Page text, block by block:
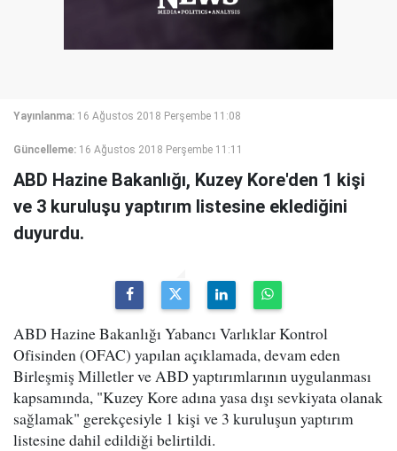
Yayınlanma: 16 Ağustos 2018 Perşembe 11:08
Güncelleme: 16 Ağustos 2018 Perşembe 11:11
ABD Hazine Bakanlığı, Kuzey Kore'den 1 kişi
ve 3 kuruluşu yaptırım listesine eklediğini
duyurdu.
ABD Hazine Bakanlığı Yabancı Varlıklar Kontrol
Ofisinden (OFAC) yapılan açıklamada, devam eden
Birleşmiş Milletler ve ABD yaptırımlarının uygulanması
kapsamında, "Kuzey Kore adına yasa dışı sevkiyata olanak
sağlamak" gerekçesiyle 1 kişi ve 3 kuruluşun yaptırım
listesine dahil edildiği belirtildi.